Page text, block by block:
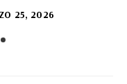
25, 2026